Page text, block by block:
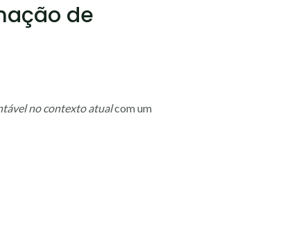
de
no contexto atualcom um